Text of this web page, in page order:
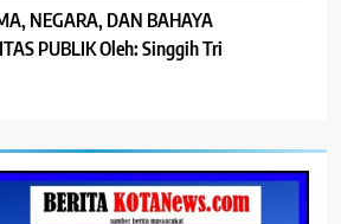
NEGARA, DAN BAHAYA
PUBLIK Oleh: Singgih Tri